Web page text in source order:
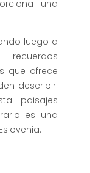
una
luego a
que ofrece
describir.
paisajes
es una